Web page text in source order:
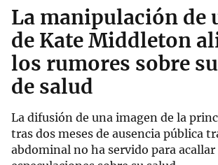
La manipulación de
de Kate Middleton
los rumores sobre
de salud
La difusión de una imagen de la
tras dos meses de ausencia pública
abdominal no ha servido para acallar